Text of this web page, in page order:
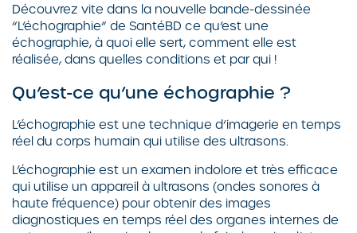
Découvrez vite dans la nouvelle bande-dessinée
“L’échographie” de SantéBD ce qu’est une
échographie, à quoi elle sert, comment elle est
réalisée, dans quelles conditions et par qui !
Qu’est-ce qu’une échographie ?
L’échographie est une technique d’imagerie en temps
réel du corps humain qui utilise des ultrasons.
L’échographie est un examen indolore et très efficace
qui utilise un appareil à ultrasons (ondes sonores à
haute fréquence) pour obtenir des images
diagnostiques en temps réel des organes internes de